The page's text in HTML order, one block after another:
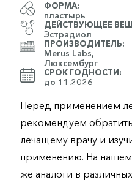
ФОРМА:
пластырь
ДЕЙСТВУЮЩЕЕ
Эстрадиол
ПРОИЗВОДИТЕЛЬ:
Merus Labs,
Люксембург
СРОК ГОДНОСТИ:
до 11.2026
Перед применением
рекомендуем
лечащему врачу и
применению. На нашем
же аналоги в